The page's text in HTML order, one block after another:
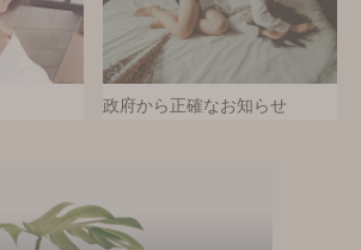
政府から正確なお知らせ